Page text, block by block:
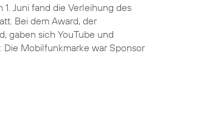
Juni fand die Verleihung des
Bei dem Award, der
gaben sich YouTube und
: Die Mobilfunkmarke war Sponsor